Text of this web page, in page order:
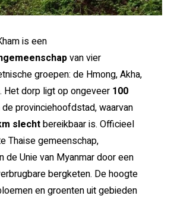
is een
van vier
groepen: de Hmong, Akha,
Het dorp ligt op ongeveer 100
de provinciehoofdstad, waarvan
slechtbereikbaar is. Officieel
Thaise gemeenschap,
de Unie van Myanmar door een
bergketen. De hoogte
en groenten uit gebieden